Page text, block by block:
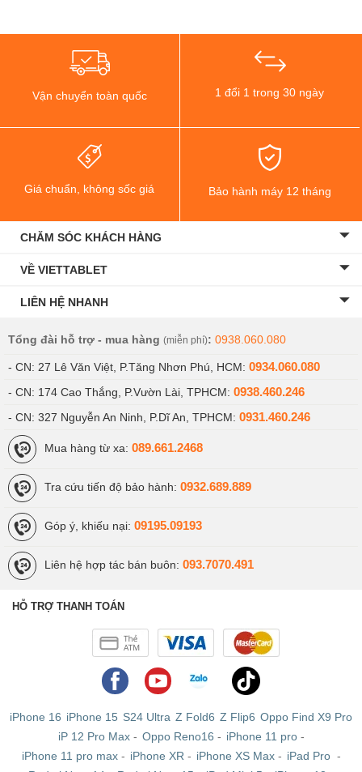
Vận chuyển toàn quốc 1 đổi 1 trong 30 ngày
Giá chuẩn, không sốc giá Bảo hành máy 12 tháng
CHĂM SÓC KHÁCH HÀNG
VỀ VIETTABLET
LIÊN HỆ NHANH
Tổng đài hỗ trợ - mua hàng (miễn phí): 0938.060.080
- CN: 27 Lê Văn Việt, P.Tăng Nhơn Phú, HCM: 0934.060.080
- CN: 174 Cao Thắng, P.Vườn Lài, TPHCM: 0938.460.246
- CN: 327 Nguyễn An Ninh, P.Dĩ An, TPHCM: 0931.460.246
Mua hàng từ xa: 089.661.2468
Tra cứu tiến độ bảo hành: 0932.689.889
Góp ý, khiếu nại: 09195.09193
Liên hệ hợp tác bán buôn: 093.7070.491
HỖ TRỢ THANH TOÁN
iPhone 16 iPhone 15 S24 Ultra Z Fold6 Z Flip6 Oppo Find X9 Pro
iP 12 Pro Max- Oppo Reno16 - iPhone 11 pro-
iPhone 11 pro max- iPhone XR - iPhone XS Max- iPad Pro -